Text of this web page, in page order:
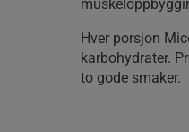
Hver porsjon
karbohydrater.
to gode smaker.